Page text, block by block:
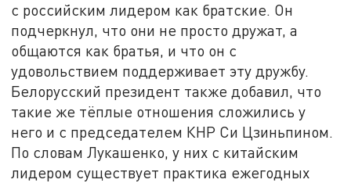
с российским лидером как братские. Он
подчеркнул, что они не просто дружат, а
общаются как братья, и что он с
удовольствием поддерживает эту дружбу.
Белорусский президент также добавил, что
такие же тёплые отношения сложились у
него и с председателем КНР Си Цзиньпином.
По словам Лукашенко, у них с китайским
лидером существует практика ежегодных